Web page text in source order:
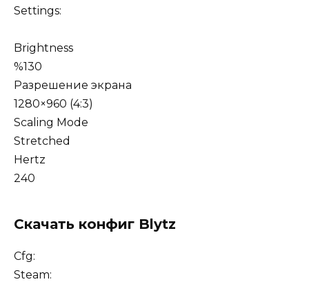
Settings:
Brightness
%130
Разрешение экрана
1280×960 (4:3)
Scaling Mode
Stretched
Hertz
240
Скачать конфиг Blytz
Cfg:
Steam: